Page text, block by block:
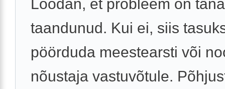
Loodan, et probleem on
taandunud. Kui ei, siis
pöörduda meestearsti või
nõustaja vastuvõtule.